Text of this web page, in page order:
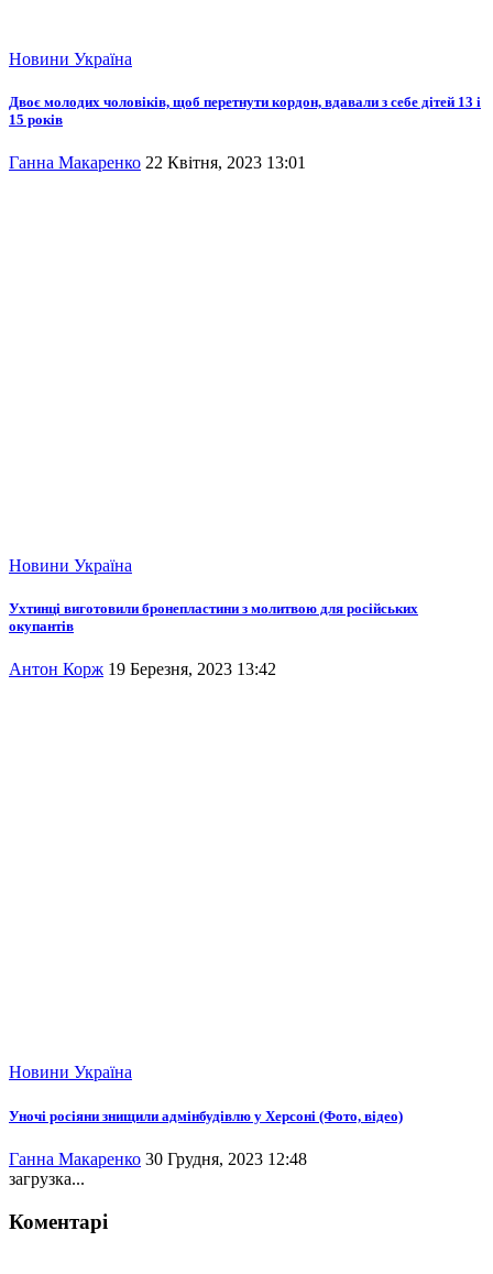
Новини Україна
Двоє молодих чоловіків, щоб перетнути кордон, вдавали з себе дітей 13 і
15 років
Ганна Макаренко 22 Квітня, 2023 13:01
Новини Україна
Ухтинці виготовили бронепластини з молитвою для російських
окупантів
Антон Корж 19 Березня, 2023 13:42
Новини Україна
Уночі росіяни знищили адмінбудівлю у Херсоні (Фото, відео)
Ганна Макаренко 30 Грудня, 2023 12:48
загрузка...
Коментарі